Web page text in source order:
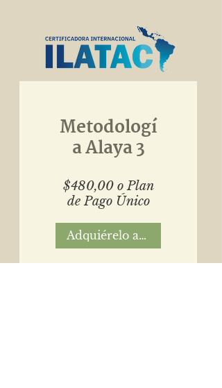
Metodologí
a Alaya 3
$480,00 o Plan
de Pago Único
Adquiérelo ahora